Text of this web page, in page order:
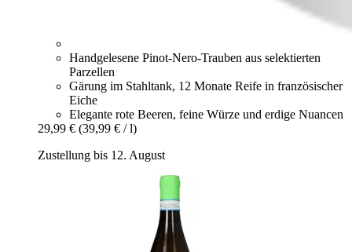
Handgelesene Pinot-Nero-Trauben aus selektierten
Parzellen
Gärung im Stahltank, 12 Monate Reife in französischer
Eiche
Elegante rote Beeren, feine Würze und erdige Nuancen
29,99 € (39,99 € / l)
Zustellung bis 12. August